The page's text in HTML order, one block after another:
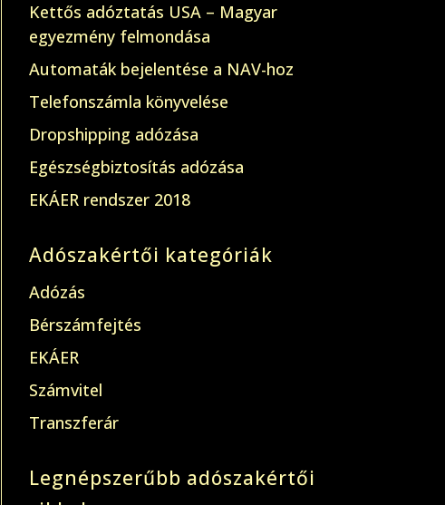
Kettős adóztatás USA – Magyar
egyezmény felmondása
Automaták bejelentése a NAV-hoz
Telefonszámla könyvelése
Dropshipping adózása
Egészségbiztosítás adózása
EKÁER rendszer 2018
Adószakértői kategóriák
Adózás
Bérszámfejtés
EKÁER
Számvitel
Transzferár
Legnépszerűbb adószakértői